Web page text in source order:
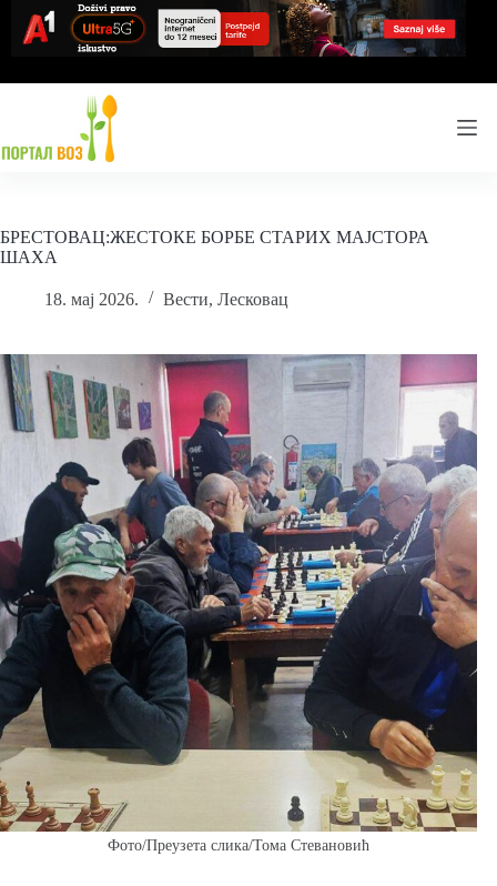
content
БРЕСТОВАЦ:ЖЕСТОКЕ БОРБЕ СТАРИХ МАЈСТОРА
ШАХА
18. мај 2026. Вести, Лесковац
Фото/Преузета слика/Тома Стевановић